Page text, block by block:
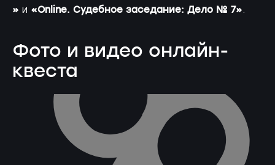
» и «Online. Судебное заседание: Дело № 7».
Фото и видео онлайн-
квеста